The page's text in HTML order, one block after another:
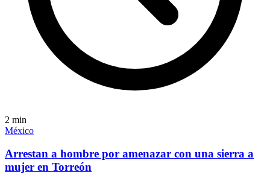
2 min
México
Arrestan a hombre por amenazar con una sierra a
mujer en Torreón